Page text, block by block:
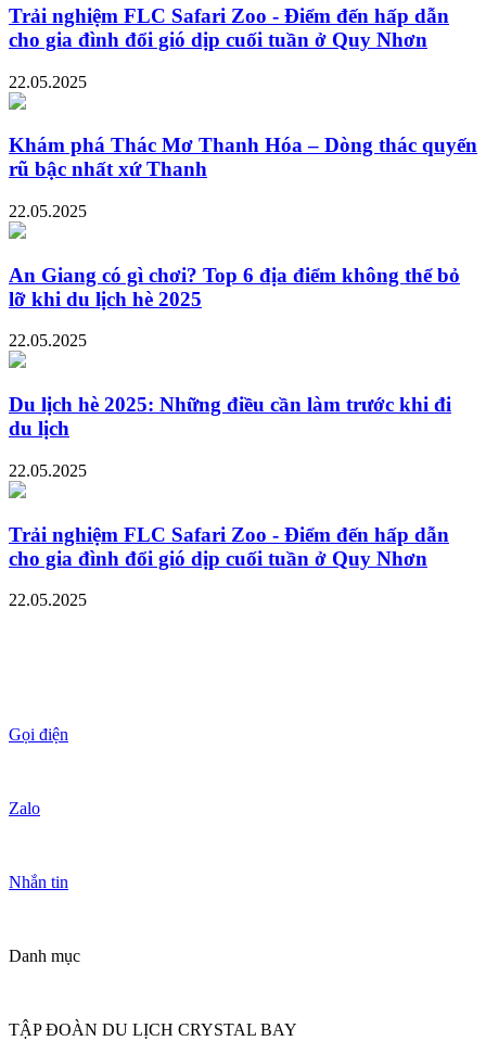
Trải nghiệm FLC Safari Zoo - Điểm đến hấp dẫn
cho gia đình đổi gió dịp cuối tuần ở Quy Nhơn
22.05.2025
Khám phá Thác Mơ Thanh Hóa – Dòng thác quyến
rũ bậc nhất xứ Thanh
22.05.2025
An Giang có gì chơi? Top 6 địa điểm không thể bỏ
lỡ khi du lịch hè 2025
22.05.2025
Du lịch hè 2025: Những điều cần làm trước khi đi
du lịch
22.05.2025
Trải nghiệm FLC Safari Zoo - Điểm đến hấp dẫn
cho gia đình đổi gió dịp cuối tuần ở Quy Nhơn
22.05.2025
Gọi điện
Zalo
Nhắn tin
Danh mục
TẬP ĐOÀN DU LỊCH CRYSTAL BAY